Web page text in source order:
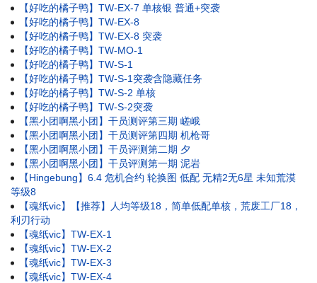
【好吃的橘子鸭】TW-EX-7 单核银 普通+突袭
【好吃的橘子鸭】TW-EX-8
【好吃的橘子鸭】TW-EX-8 突袭
【好吃的橘子鸭】TW-MO-1
【好吃的橘子鸭】TW-S-1
【好吃的橘子鸭】TW-S-1突袭含隐藏任务
【好吃的橘子鸭】TW-S-2 单核
【好吃的橘子鸭】TW-S-2突袭
【黑小团啊黑小团】干员测评第三期 嵯峨
【黑小团啊黑小团】干员测评第四期 机枪哥
【黑小团啊黑小团】干员评测第二期 夕
【黑小团啊黑小团】干员评测第一期 泥岩
【Hingebung】6.4 危机合约 轮换图 低配 无精2无6星 未知荒漠
等级8
【魂纸vic】【推荐】人均等级18，简单低配单核，荒废工厂18，
利刃行动
【魂纸vic】TW-EX-1
【魂纸vic】TW-EX-2
【魂纸vic】TW-EX-3
【魂纸vic】TW-EX-4